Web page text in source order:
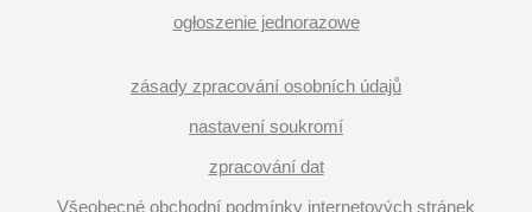
ogłoszenie jednorazowe
zásady zpracování osobních údajů
nastavení soukromí
zpracování dat
Všeobecné obchodní podmínky internetových stránek